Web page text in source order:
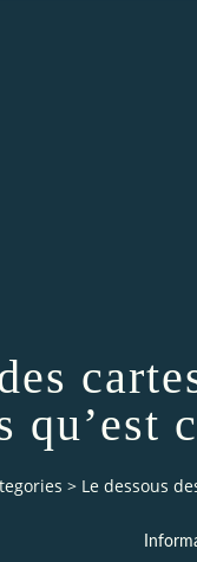
qu’est
> Le dessous